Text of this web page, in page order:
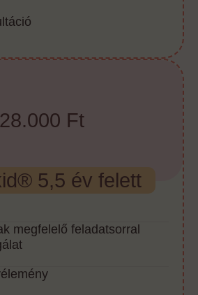
28.000 Ft
5,5 év felett
megfelelő feladatsorral